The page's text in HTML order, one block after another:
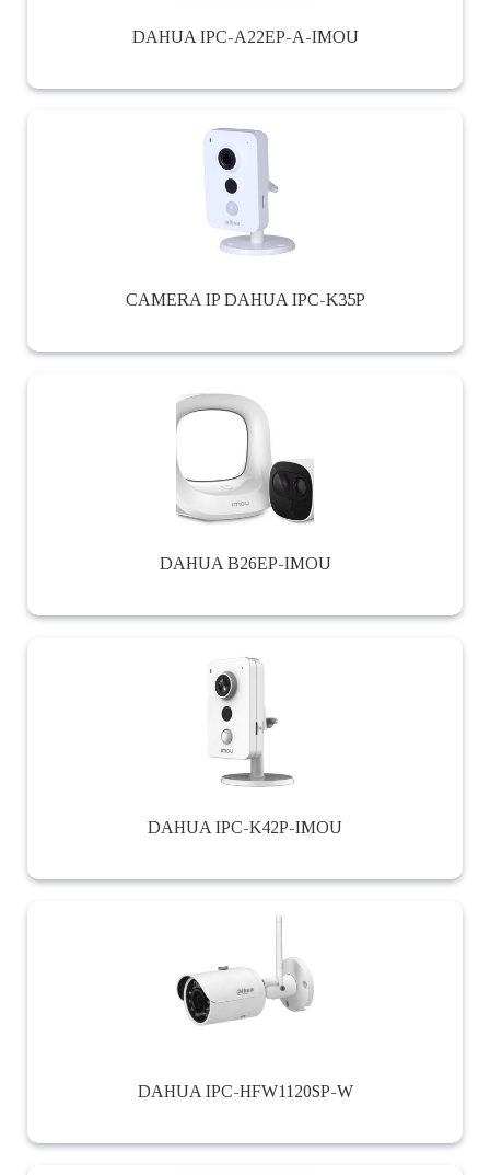
DAHUA IPC-A22EP-A-IMOU
CAMERA IP DAHUA IPC-K35P
DAHUA B26EP-IMOU
DAHUA IPC-K42P-IMOU
DAHUA IPC-HFW1120SP-W